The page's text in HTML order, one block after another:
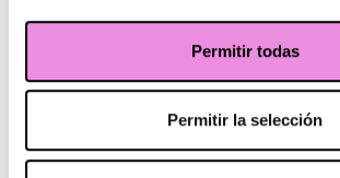
Permitir todas
Permitir la selección
Psicólogos y psiquiatras
Wm Hospitals
Fundación Healthy Ways
Política de calidad
Protección de Datos Personales